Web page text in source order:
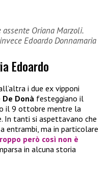
Oriana Marzoli.
Edoardo Donnamaria
Edoardo
i due ex vipponi
De Donà festeggiano il
il 9 ottobre mentre la
In tanti si aspettavano che
entrambi, ma in particolare
però così non è
in alcuna storia